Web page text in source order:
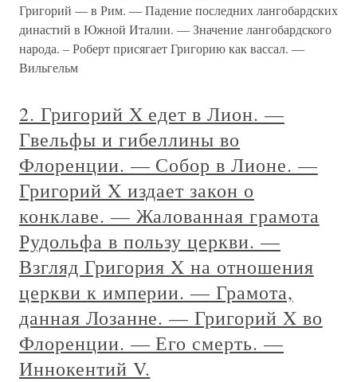
Григорий — в Рим. — Падение последних лангобардских
династий в Южной Италии. — Значение лангобардского
народа. – Роберт присягает Григорию как вассал. —
Вильгельм
2. Григорий X едет в Лион. —
Гвельфы и гибеллины во
Флоренции. — Собор в Лионе. —
Григорий X издает закон о
конклаве. — Жалованная грамота
Рудольфа в пользу церкви. —
Взгляд Григория X на отношения
церкви к империи. — Грамота,
данная Лозанне. — Григорий X во
Флоренции. — Его смерть. —
Иннокентий V.